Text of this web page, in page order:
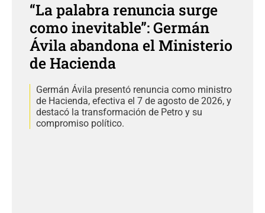
“La palabra renuncia surge
como inevitable”: Germán
Ávila abandona el Ministerio
de Hacienda
Germán Ávila presentó renuncia como ministro
de Hacienda, efectiva el 7 de agosto de 2026, y
destacó la transformación de Petro y su
compromiso político.